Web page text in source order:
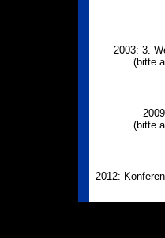
2003: 3.
(bitte
(bitte
2012: